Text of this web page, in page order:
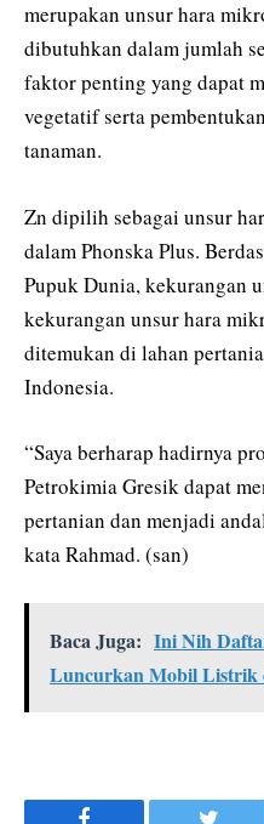
merupakan unsur hara
dibutuhkan dalam jumlah
faktor penting yang dapat
vegetatif serta
tanaman.
Zn dipilih sebagai unsur
dalam Phonska Plus.
Pupuk Dunia, kekurangan
kekurangan unsur hara
ditemukan di lahan
Indonesia.
“Saya berharap hadirnya
Petrokimia Gresik dapat
pertanian dan menjadi
kata Rahmad. (san)
Baca Juga: Ini Nih
Luncurkan Mobil Listrik